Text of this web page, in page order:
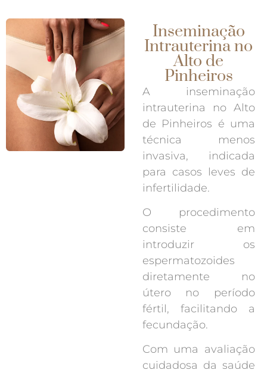
Inseminação
Intrauterina no
Alto de
Pinheiros
A inseminação
intrauterina no Alto
de Pinheiros é uma
técnica menos
invasiva, indicada
para casos leves de
infertilidade.
O procedimento
consiste em
introduzir os
espermatozoides
diretamente no
útero no período
fértil, facilitando a
fecundação.
Com uma avaliação
cuidadosa da saúde